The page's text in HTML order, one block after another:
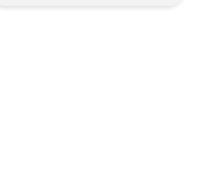
pequeños puntos rojos e